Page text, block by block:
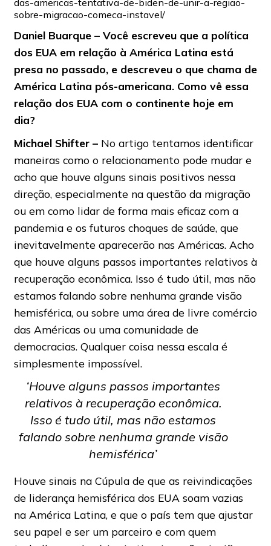
das-americas-tentativa-de-biden-de-unir-a-regiao-
sobre-migracao-comeca-instavel/
Daniel Buarque – Você escreveu que a política
dos EUA em relação à América Latina está
presa no passado, e descreveu o que chama de
América Latina pós-americana. Como vê essa
relação dos EUA com o continente hoje em
dia?
Michael Shifter – No artigo tentamos identificar
maneiras como o relacionamento pode mudar e
acho que houve alguns sinais positivos nessa
direção, especialmente na questão da migração
ou em como lidar de forma mais eficaz com a
pandemia e os futuros choques de saúde, que
inevitavelmente aparecerão nas Américas. Acho
que houve alguns passos importantes relativos à
recuperação econômica. Isso é tudo útil, mas não
estamos falando sobre nenhuma grande visão
hemisférica, ou sobre uma área de livre comércio
das Américas ou uma comunidade de
democracias. Qualquer coisa nessa escala é
simplesmente impossível.
‘Houve alguns passos importantes
relativos à recuperação econômica.
Isso é tudo útil, mas não estamos
falando sobre nenhuma grande visão
hemisférica’
Houve sinais na Cúpula de que as reivindicações
de liderança hemisférica dos EUA soam vazias
na América Latina, e que o país tem que ajustar
seu papel e ser um parceiro e com quem